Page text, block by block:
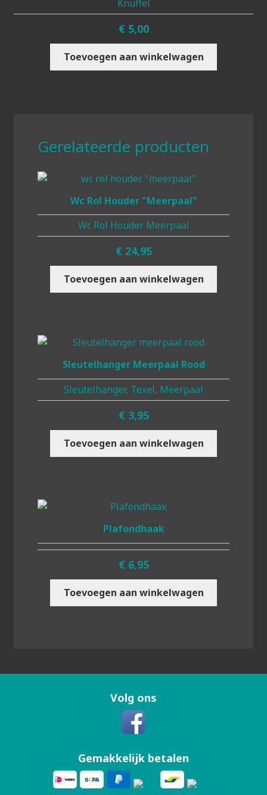
Knuffel
€ 5,00
Toevoegen aan winkelwagen
Gerelateerde producten
Wc Rol Houder "meerpaal"
Wc Rol Houder Meerpaal
€ 24,95
Toevoegen aan winkelwagen
Sleutelhanger Meerpaal Rood
Sleutelhanger, Texel, Meerpaal
€ 3,95
Toevoegen aan winkelwagen
Plafondhaak
€ 6,95
Toevoegen aan winkelwagen
Volg ons
Gemakkelijk betalen